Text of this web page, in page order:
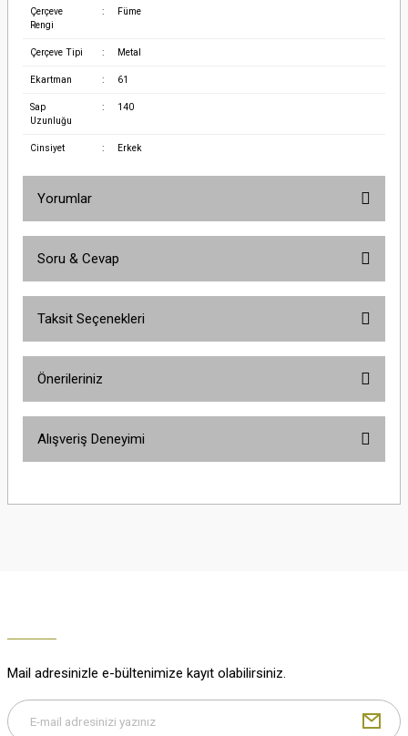
Çerçeve
Rengi
: Füme
Çerçeve Tipi : Metal
Ekartman : 61
Sap
Uzunluğu
: 140
Cinsiyet : Erkek
Yorumlar
Soru & Cevap
Taksit Seçenekleri
Önerileriniz
yetersiz gördüğünüz noktaları öneri formunu kullanarak tarafımıza
Alışveriş Deneyimi
M... K... | 29/12/2025
Mail adresinizle e-bültenimize kayıt olabilirsiniz.